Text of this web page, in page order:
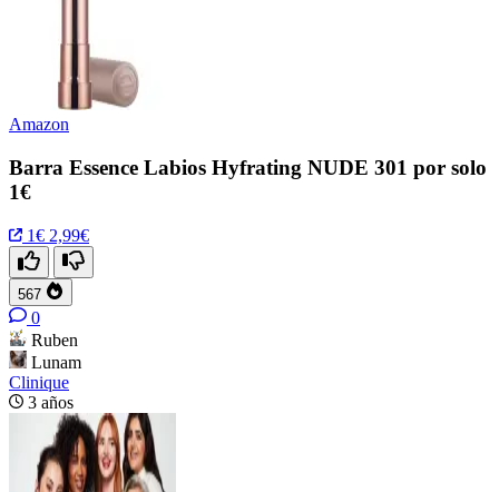
Amazon
Barra Essence Labios Hyfrating NUDE 301 por solo
1€
1€ 2,99€
567
0
Ruben
Lunam
Clinique
3 años